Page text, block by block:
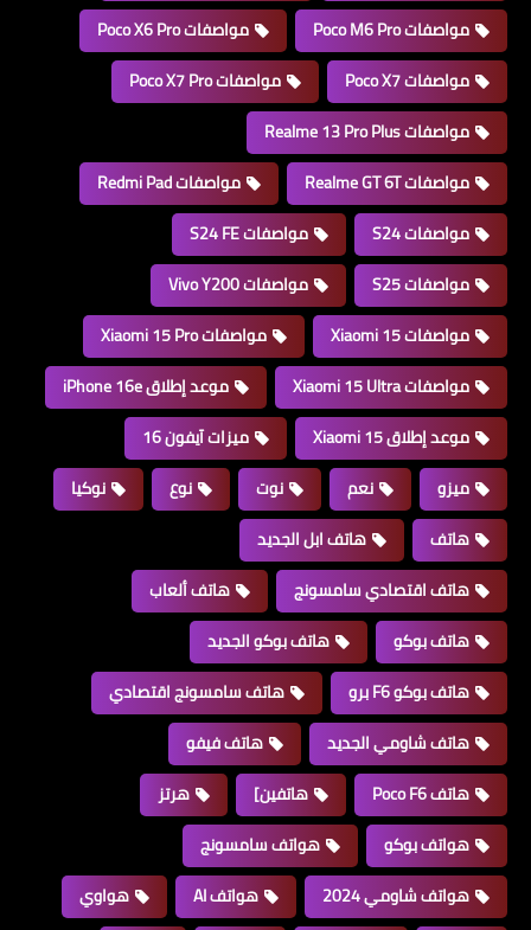
مواصفات Poco M6 Pro
مواصفات Poco X6 Pro
مواصفات Poco X7
مواصفات Poco X7 Pro
مواصفات Realme 13 Pro Plus
مواصفات Realme GT 6T
مواصفات Redmi Pad
مواصفات S24
مواصفات S24 FE
مواصفات S25
مواصفات Vivo Y200
مواصفات Xiaomi 15
مواصفات Xiaomi 15 Pro
مواصفات Xiaomi 15 Ultra
موعد إطلاق iPhone 16e
موعد إطلاق Xiaomi 15
ميزات آيفون 16
ميزو
نعم نوت نوع
نوكيا
هاتف
هاتف ابل الجديد
هاتف اقتصادي سامسونج
هاتف ألعاب
هاتف بوكو
هاتف بوكو الجديد
هاتف بوكو F6 برو
هاتف سامسونج اقتصادي
هاتف شاومي الجديد
هاتف فيفو
هاتف Poco F6
هاتفين]
هرتز
هواتف بوكو
هواتف سامسونج
هواتف شاومي 2024
هواتف AI
هواوي